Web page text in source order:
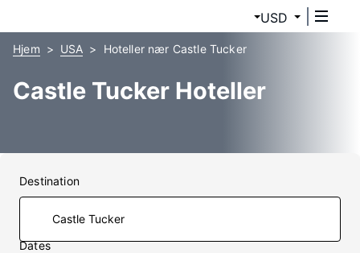
USD
Hjem USA Hoteller nær Castle Tucker
Castle Tucker Hoteller
Destination
Dates